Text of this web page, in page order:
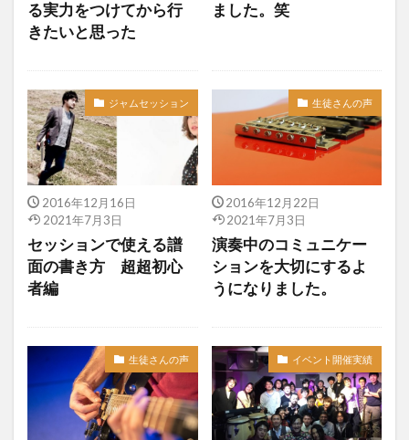
る実力をつけてから行
きたいと思った
ました。笑
ジャムセッション
2016年12月16日
2021年7月3日
セッションで使える譜
面の書き方 超超初心
者編
生徒さんの声
2016年12月22日
2021年7月3日
演奏中のコミュニケー
ションを大切にするよ
うになりました。
生徒さんの声 イベント開催実績